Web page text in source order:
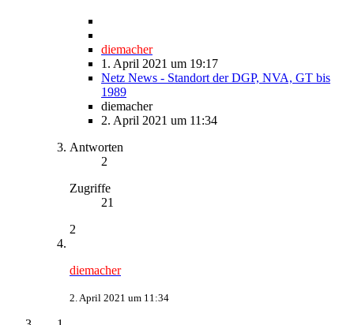
diemacher
1. April 2021 um 19:17
Netz News - Standort der DGP, NVA, GT bis
1989
diemacher
2. April 2021 um 11:34
Antworten
2
Zugriffe
21
2
diemacher
2. April 2021 um 11:34